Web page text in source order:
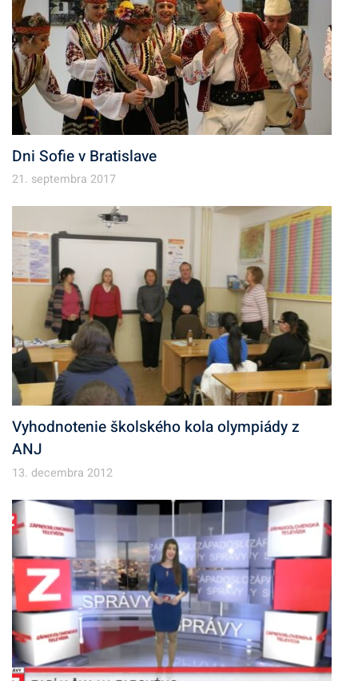
Dni Sofie v Bratislave
21. septembra 2017
Vyhodnotenie školského kola olympiády z
ANJ
13. decembra 2012